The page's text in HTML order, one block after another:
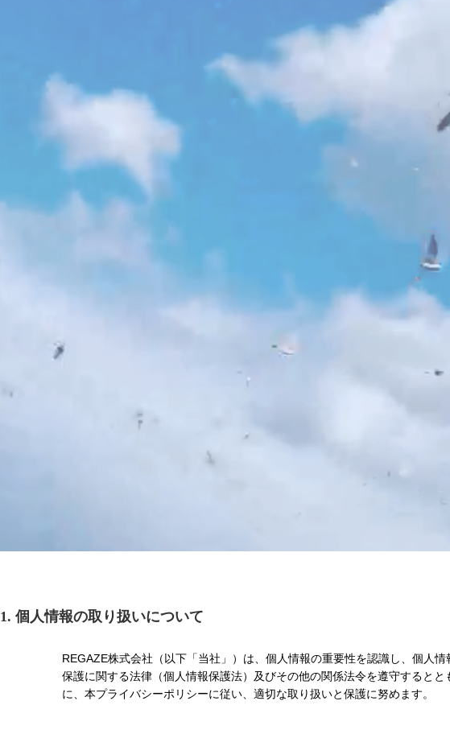
1. 個人情報の取り扱いについて
REGAZE株式会社（以下「当社」）は、個人情報の重要性を認識し、個人情
保護に関する法律（個人情報保護法）及びその他の関係法令を遵守するとと
に、本プライバシーポリシーに従い、適切な取り扱いと保護に努めます。